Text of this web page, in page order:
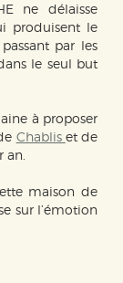
ne délaisse
produisent le
par les
le seul but
à proposer
Chablis et de
an.
maison de
sur l’émotion